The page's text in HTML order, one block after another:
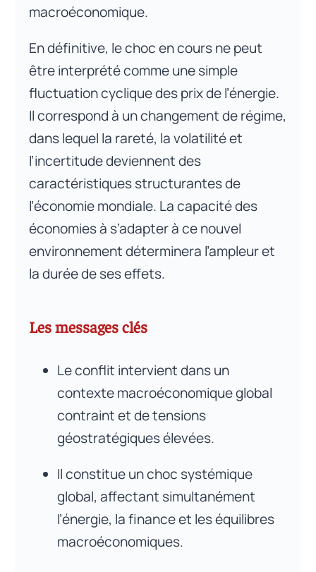
macroéconomique.
En définitive, le choc en cours ne peut
être interprété comme une simple
fluctuation cyclique des prix de l’énergie.
Il correspond à un changement de régime,
dans lequel la rareté, la volatilité et
l’incertitude deviennent des
caractéristiques structurantes de
l’économie mondiale. La capacité des
économies à s’adapter à ce nouvel
environnement déterminera l’ampleur et
la durée de ses effets.
Les messages clés
Le conflit intervient dans un
contexte macroéconomique global
contraint et de tensions
géostratégiques élevées.
Il constitue un choc systémique
global, affectant simultanément
l’énergie, la finance et les équilibres
macroéconomiques.